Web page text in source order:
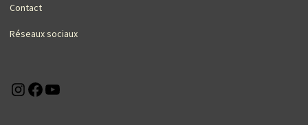
Contact
Réseaux sociaux
Instagram
Facebook